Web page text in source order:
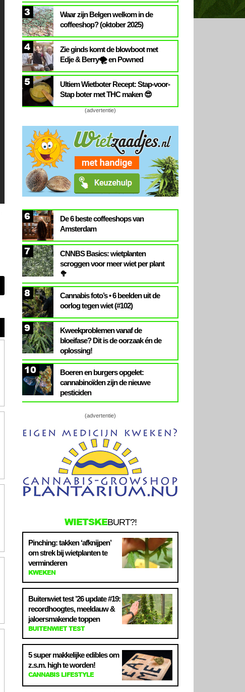
3
Waar zijn Belgen welkom in de
coffeeshop? (oktober 2025)
4
Zie ginds komt de blowboot met
Edje & Berry🌪️ en Powned
5
Ultiem Wietboter Recept: Stap-voor-
Stap boter met THC maken 😎
(advertentie)
6
De 6 beste coffeeshops van
Amsterdam
7
CNNBS Basics: wietplanten
scroggen voor meer wiet per plant
🥦
8
Cannabis foto’s • 6 beelden uit de
oorlog tegen wiet (#102)
9
Kweekproblemen vanaf de
bloeifase? Dit is de oorzaak én de
oplossing!
10
Boeren en burgers opgelet:
cannabinoïden zijn de nieuwe
pesticiden
(advertentie)
WIETSKEBURT?!
Pinching: takken ‘afknijpen’
om strek bij wietplanten te
verminderen
KWEKEN
Buitenwiet test ’26 update #19:
recordhoogtes, meeldauw &
jaloersmakende toppen
BUITENWIET TEST
5 super makkelijke edibles om
z.s.m. high te worden!
CANNABIS LIFESTYLE